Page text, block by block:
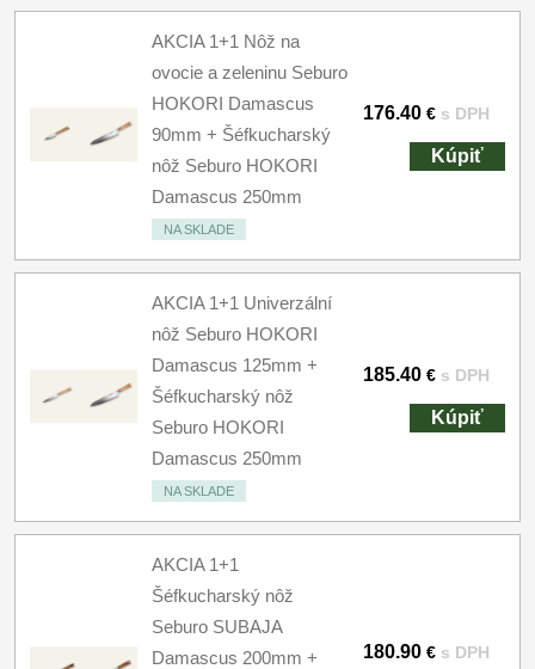
AKCIA 1+1 Nôž na
ovocie a zeleninu Seburo
HOKORI Damascus
90mm + Šéfkucharský
nôž Seburo HOKORI
Damascus 250mm
NA SKLADE
176.40 € s DPH
Kúpiť
AKCIA 1+1 Univerzální
nôž Seburo HOKORI
Damascus 125mm +
Šéfkucharský nôž
Seburo HOKORI
Damascus 250mm
NA SKLADE
185.40 € s DPH
Kúpiť
AKCIA 1+1
Šéfkucharský nôž
Seburo SUBAJA
Damascus 200mm +
180.90 € s DPH